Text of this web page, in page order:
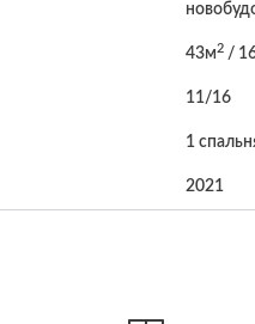
43м2/
11/16
1
2021